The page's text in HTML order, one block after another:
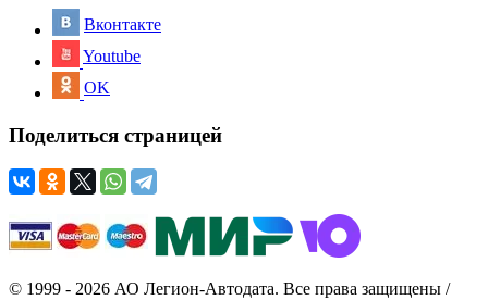
Вконтакте
Youtube
OK
Поделиться страницей
© 1999 - 2026 АО Легион-Автодата. Все права защищены /